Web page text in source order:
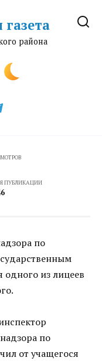
газета
района
ПУБЛИКАЦИИ
по
из лицеев
по
от учащегося